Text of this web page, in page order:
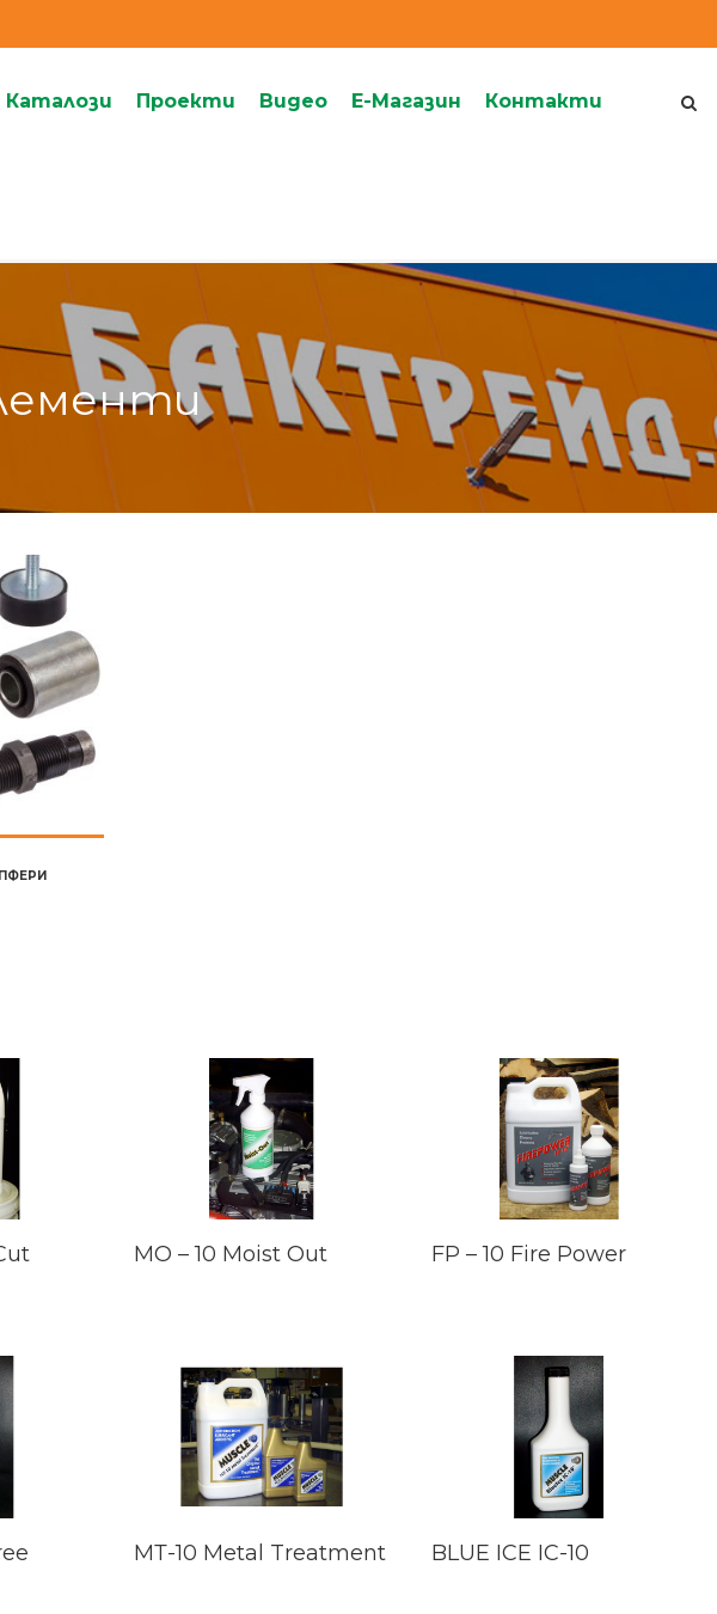
Каталози Проекти Видеo Е-Магазин Контакти
МО – 10 Moist Out FP – 10 Fire Power
МТ-10 Metal Treatment BLUE ICE IC-10